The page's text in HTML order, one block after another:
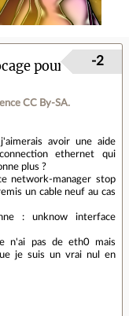
pour
CC By‑SA.
-2
avoir une aide
ethernet qui
plus ?
network-manager stop
un cable neuf au cas
: unknow interface
n'ai pas de eth0 mais
je suis un vrai nul en